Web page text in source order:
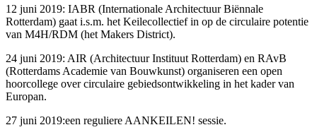
12 juni 2019: IABR (Internationale Architectuur Biënnale
Rotterdam) gaat i.s.m. het Keilecollectief in op de circulaire potentie
van M4H/RDM (het Makers District).
24 juni 2019: AIR (Architectuur Instituut Rotterdam) en RAvB
(Rotterdams Academie van Bouwkunst) organiseren een open
hoorcollege over circulaire gebiedsontwikkeling in het kader van
Europan.
27 juni 2019:een reguliere AANKEILEN! sessie.